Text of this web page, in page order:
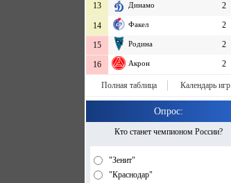
13
Динамо 2
14 Факел 2
15 Родина 2
16 Акрон 2
Полная таблица Календарь игр
Опрос:
Кто станет чемпионом России?
"Зенит"
"Краснодар"